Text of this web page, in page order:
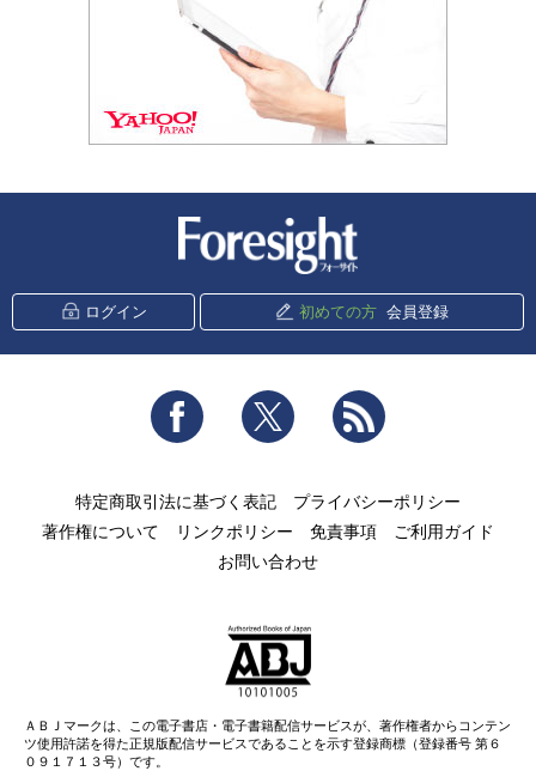
ログイン 初めての方 会員登録
Facebook Twitter
特定商取引法に基づく表記
プライバシーポリシー
著作権について
リンクポリシー 免責事項
ご利用ガイド
お問い合わせ
ＡＢＪマークは、この電子書店・電子書籍配信サービスが、著作権者からコンテン
ツ使用許諾を得た正規版配信サービスであることを示す登録商標（登録番号 第６
０９１７１３号）です。